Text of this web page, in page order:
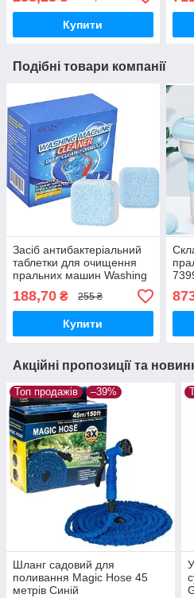
Купити
Подібні товари компанії
Засіб антибактеріальний
таблетки для очищення
пральних машин Washing
machine cleaner 20 шт.
188,70 ₴ 255 ₴
Купити
Акційні пропозиції та
Топ продажів –39%
Шланг садовий для
поливання Magic Hose 45
метрів Синій